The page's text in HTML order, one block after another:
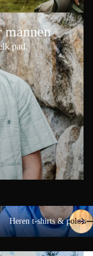
mannen
pad.
t-shirts & polo's
Heren t-shirts & polo's